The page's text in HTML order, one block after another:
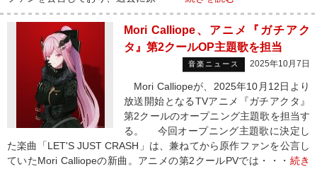
Mori Calliope、アニメ『ガチアク
タ』第2クールOP主題歌を担当
音楽ニュース 2025年10月7日
Mori Calliopeが、2025年10月12日より
放送開始となるTVアニメ『ガチアクタ』
第2クールのオープニング主題歌を担当す
る。 今回オープニング主題歌に決定し
た楽曲「LET'S JUST CRASH」は、兼ねてから原作ファンを公言し
ていたMori Calliopeの新曲。アニメの第2クールPVでは・・・ 続き